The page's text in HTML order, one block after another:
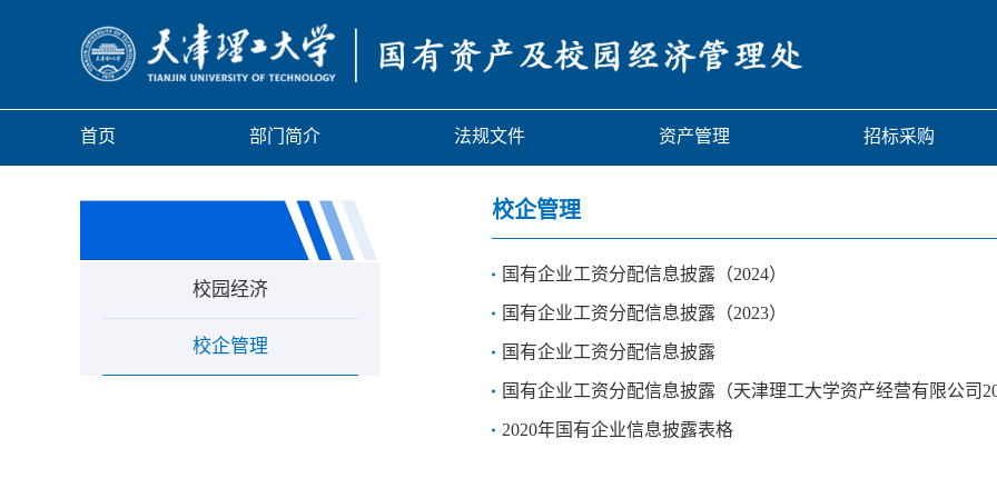
首页 部门简介 法规文件 资产管理 招标采购
校园经济
校企管理
校企管理
​国有企业工资分配信息披露（2024）
​国有企业工资分配信息披露（2023）
国有企业工资分配信息披露
国有企业工资分配信息披露（天津理工大学资产经营有限公司
2020年国有企业信息披露表格